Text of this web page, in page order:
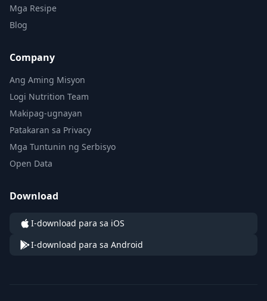
Mga Resipe
Blog
Company
Ang Aming Misyon
Logi Nutrition Team
Makipag-ugnayan
Patakaran sa Privacy
Mga Tuntunin ng Serbisyo
Open Data
Download
I-download para sa iOS
I-download para sa Android